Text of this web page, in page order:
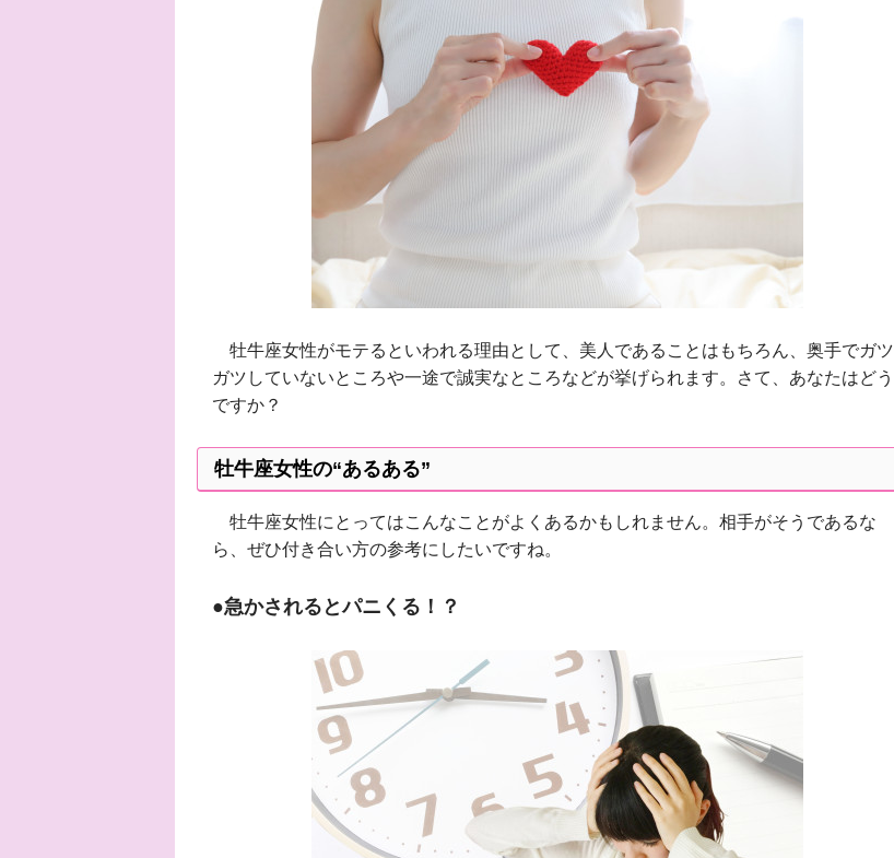
牡牛座女性がモテるといわれる理由として、美人であることはもちろん、奥手でガツ
ガツしていないところや一途で誠実なところなどが挙げられます。さて、あなたはどう
ですか？
牡牛座女性の“あるある”
牡牛座女性にとってはこんなことがよくあるかもしれません。相手がそうであるな
ら、ぜひ付き合い方の参考にしたいですね。
●急かされるとパニくる！？